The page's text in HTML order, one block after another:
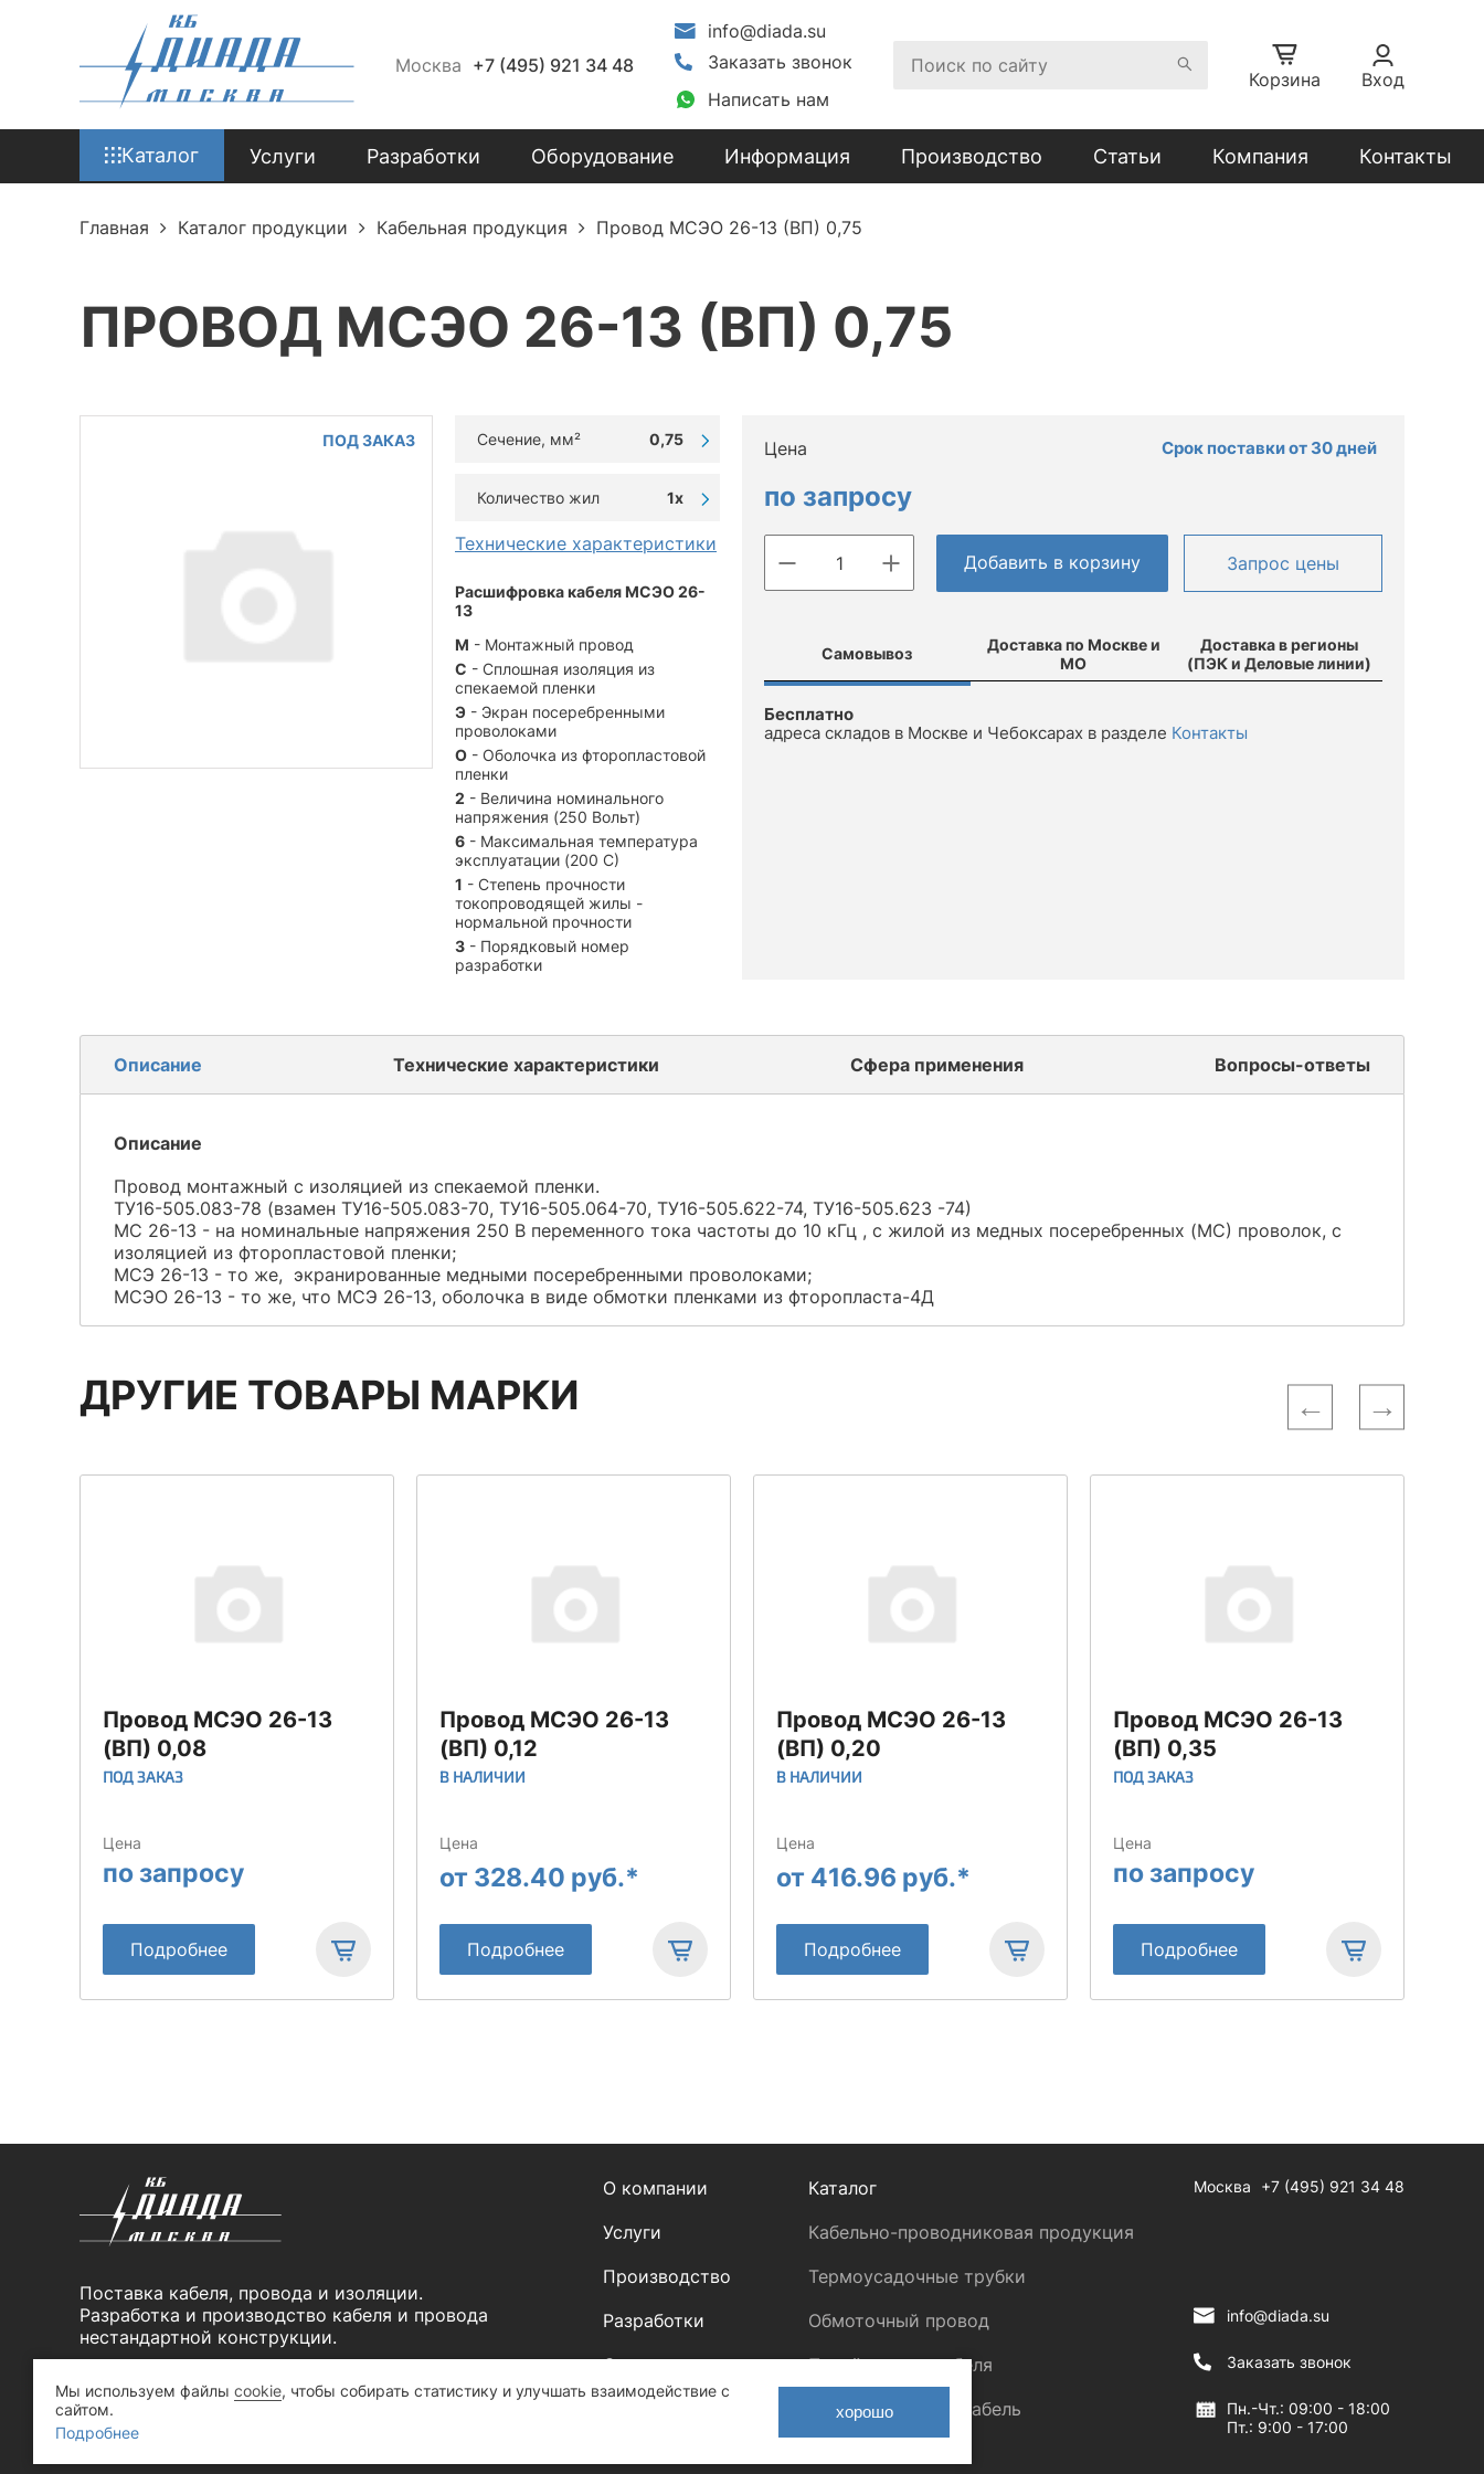
Москва +7 (495) 921 34 48
info@diada.su
Заказать звонок
Написать нам
Корзина Вход
Каталог Услуги Разработки Оборудование Информация Производство Статьи Компания Контакты
Главная Каталог продукции Кабельная продукция Провод МСЭО 26-13 (ВП) 0,75
ПРОВОД МСЭО 26-13 (ВП) 0,75
ПОД ЗАКАЗ Сечение, мм² 0,75
Количество жил 1х
Технические характеристики
Расшифровка кабеля МСЭО 26-
13
М - Монтажный провод
С - Сплошная изоляция из
спекаемой пленки
Э - Экран посеребренными
проволоками
О - Оболочка из фторопластовой
пленки
2 - Величина номинального
напряжения (250 Вольт)
6 - Максимальная температура
эксплуатации (200 С)
1 - Степень прочности
токопроводящей жилы -
нормальной прочности
3 - Порядковый номер
разработки
Цена Срок поставки от 30 дней
по запросу
Добавить в корзину Запрос цены
Самовывоз
Доставка по Москве и
МО
Доставка в регионы
(ПЭК и Деловые линии)
Бесплатно
адреса складов в Москве и Чебоксарах в разделе Контакты
Описание Технические характеристики Сфера применения Вопросы-ответы
Описание
Провод монтажный с изоляцией из спекаемой пленки.
ТУ16-505.083-78 (взамен ТУ16-505.083-70, ТУ16-505.064-70, ТУ16-505.622-74, ТУ16-505.623 -74)
МС 26-13 - на номинальные напряжения 250 В переменного тока частоты до 10 кГц , с жилой из медных посеребренных (МС) проволок, с
изоляцией из фторопластовой пленки;
МСЭ 26-13 - то же, экранированные медными посеребренными проволоками;
МСЭО 26-13 - то же, что МСЭ 26-13, оболочка в виде обмотки пленками из фторопласта-4Д
ДРУГИЕ ТОВАРЫ МАРКИ
Провод МСЭО 26-13
(ВП) 0,08
ПОД ЗАКАЗ
Цена
по запросу
Подробнее
Провод МСЭО 26-13
(ВП) 0,12
В НАЛИЧИИ
Цена
от 328.40 руб.*
Подробнее
Провод МСЭО 26-13
(ВП) 0,20
В НАЛИЧИИ
Цена
от 416.96 руб.*
Подробнее
Провод МСЭО 26-13
(ВП) 0,35
ПОД ЗАКАЗ
Цена
по запросу
Подробнее
Поставка кабеля, провода и изоляции.
Разработка и производство кабеля и провода
нестандартной конструкции.
© 2020-2026,Завод кабельной продукции
«Диада»
О компании
Услуги
Производство
Разработки
Сотрудничество
Каталог
Кабельно-проводниковая продукция
Термоусадочные трубки
Обмоточный провод
Плетёнка для кабеля
Радиочастотный кабель
Москва +7 (495) 921 34 48
info@diada.su
Заказать звонок
Пн.-Чт.: 09:00 - 18:00
Пт.: 9:00 - 17:00
Мы используем файлы cookie, чтобы собирать статистику и улучшать взаимодействие с
сайтом.
Подробнее
хорошо